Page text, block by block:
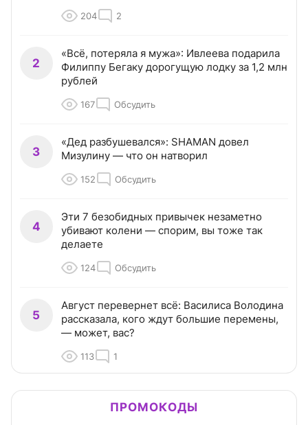
204 2
2
«Всё, потеряла я мужа»: Ивлеева подарила
Филиппу Бегаку дорогущую лодку за 1,2 млн
рублей
167 Обсудить
3
«Дед разбушевался»: SHAMAN довел
Мизулину — что он натворил
152 Обсудить
4
Эти 7 безобидных привычек незаметно
убивают колени — спорим, вы тоже так
делаете
124 Обсудить
5
Август перевернет всё: Василиса Володина
рассказала, кого ждут большие перемены,
— может, вас?
113 1
ПРОМОКОДЫ